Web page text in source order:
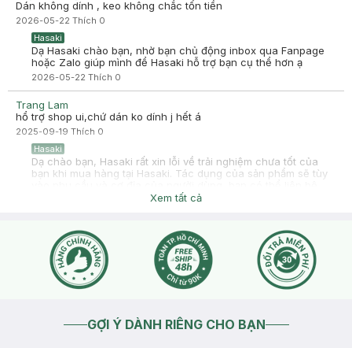
Dán không dính , keo không chắc tốn tiền
2026-05-22 Thích 0
Hasaki
Dạ Hasaki chào bạn, nhờ bạn chủ động inbox qua Fanpage
hoặc Zalo giúp mình để Hasaki hỗ trợ bạn cụ thể hơn ạ
2026-05-22 Thích 0
Trang Lam
hổ trợ shop ui,chứ dán ko dính j hết á
2025-09-19 Thích 0
Hasaki
Dạ chào bạn, Hasaki rất xin lỗi về trải nghiệm chưa tốt của
bạn khi mua hàng tại Hasaki. Tác dụng của sản phẩm sẽ tùy
hotline 18006324 (phím 1) và cung cấp thông tin chi tiết về
2025-09-19Thích
Xem tất cả
GỢI Ý DÀNH RIÊNG CHO BẠN